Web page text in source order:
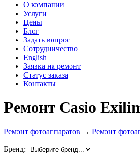
О компании
Услуги
Цены
Блог
Задать вопрос
Сотрудничество
English
Заявка на ремонт
Статус заказа
Контакты
Ремонт Casio
Ремонт фотоаппаратов → Ремонт
Бренд: